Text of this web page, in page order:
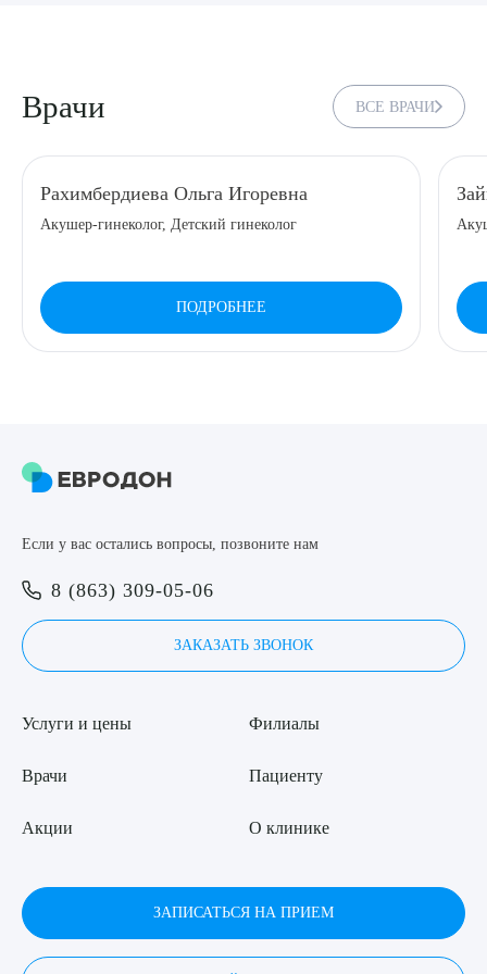
Врачи ВСЕ ВРАЧИ
Рахимбердиева Ольга Игоревна
Акушер-гинеколог, Детский гинеколог
ПОДРОБНЕЕ
Если у вас остались вопросы, позвоните нам
8 (863) 309-05-06
ЗАКАЗАТЬ ЗВОНОК
Услуги и цены
Врачи
Акции
Филиалы
Пациенту
О клинике
ЗАПИСАТЬСЯ НА ПРИЕМ
Выберите сопутствующую услугу